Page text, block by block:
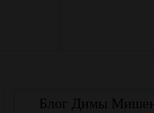
Блог Димы